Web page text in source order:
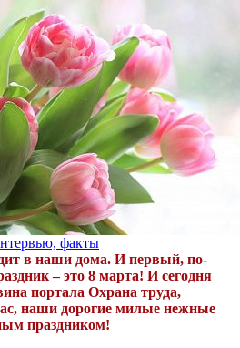
факты
в наши дома. И первый, по-
– это 8 марта! И сегодня
портала Охрана труда,
наши дорогие милые нежные
праздником!